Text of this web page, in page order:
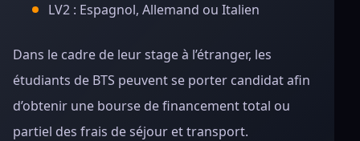
LV2 : Espagnol, Allemand ou Italien
Dans le cadre de leur stage à l’étranger, les
étudiants de BTS peuvent se porter candidat afin
d’obtenir une bourse de financement total ou
partiel des frais de séjour et transport.